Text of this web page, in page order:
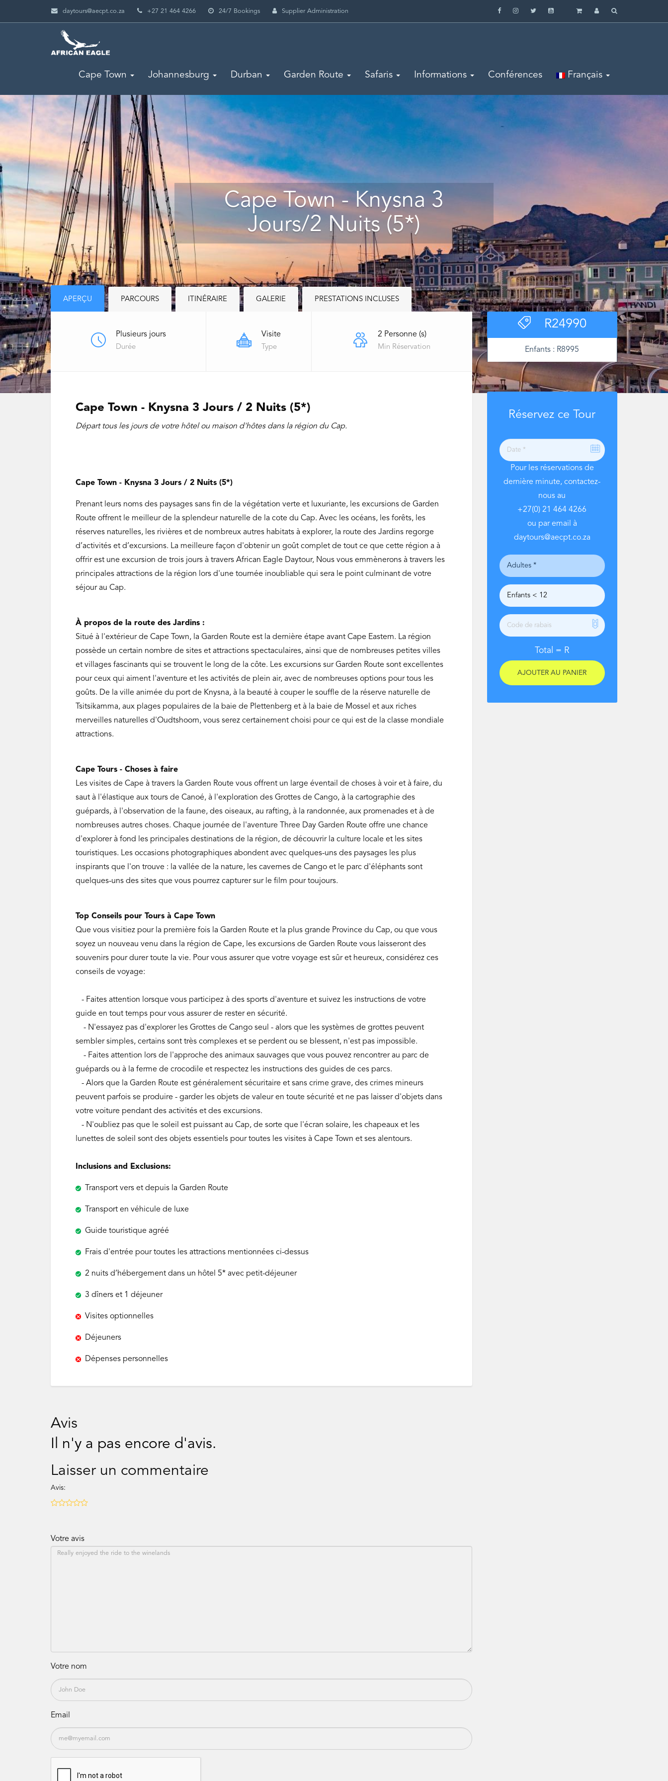
daytours@aecpt.co.za +27 21 464 4266 24/7 Bookings Supplier Administration
Cape Town Johannesburg Durban Garden Route Safaris Informations Conférences Français
Cape Town - Knysna 3
Jours/2 Nuits (5*)
R24990
Enfants : R8995
Réservez ce Tour
Pour les réservations de
dernière minute, contactez-
nous au
+27(0) 21 464 4266
ou par email à
daytours@aecpt.co.za
Total = R
APERÇU PARCOURS ITINÉRAIRE GALERIE PRESTATIONS INCLUSES
Plusieurs jours
Durée
Visite
Type
2 Personne (s)
Min Réservation
Cape Town - Knysna 3 Jours / 2 Nuits (5*)
Départ tous les jours de votre hôtel ou maison d'hôtes dans la région du Cap.
Cape Town - Knysna 3 Jours / 2 Nuits (5*)
Prenant leurs noms des paysages sans fin de la végétation verte et luxuriante, les excursions de Garden
Route offrent le meilleur de la splendeur naturelle de la cote du Cap. Avec les océans, les forêts, les
réserves naturelles, les rivières et de nombreux autres habitats à explorer, la route des Jardins regorge
d’activités et d’excursions. La meilleure façon d'obtenir un goût complet de tout ce que cette région a à
offrir est une excursion de trois jours à travers African Eagle Daytour, Nous vous emmènerons à travers les
principales attractions de la région lors d'une tournée inoubliable qui sera le point culminant de votre
séjour au Cap.
À propos de la route des Jardins :
Situé à l'extérieur de Cape Town, la Garden Route est la dernière étape avant Cape Eastern. La région
possède un certain nombre de sites et attractions spectaculaires, ainsi que de nombreuses petites villes
et villages fascinants qui se trouvent le long de la côte. Les excursions sur Garden Route sont excellentes
pour ceux qui aiment l'aventure et les activités de plein air, avec de nombreuses options pour tous les
goûts. De la ville animée du port de Knysna, à la beauté à couper le souffle de la réserve naturelle de
Tsitsikamma, aux plages populaires de la baie de Plettenberg et à la baie de Mossel et aux riches
merveilles naturelles d'Oudtshoorn, vous serez certainement choisi pour ce qui est de la classe mondiale
attractions.
Cape Tours - Choses à faire
Les visites de Cape à travers la Garden Route vous offrent un large éventail de choses à voir et à faire, du
saut à l'élastique aux tours de Canoé, à l'exploration des Grottes de Cango, à la cartographie des
guépards, à l'observation de la faune, des oiseaux, au rafting, à la randonnée, aux promenades et à de
nombreuses autres choses. Chaque journée de l'aventure Three Day Garden Route offre une chance
d'explorer à fond les principales destinations de la région, de découvrir la culture locale et les sites
touristiques. Les occasions photographiques abondent avec quelques-uns des paysages les plus
inspirants que l'on trouve : la vallée de la nature, les cavernes de Cango et le parc d'éléphants sont
quelques-uns des sites que vous pourrez capturer sur le film pour toujours.
Top Conseils pour Tours à Cape Town
Que vous visitiez pour la première fois la Garden Route et la plus grande Province du Cap, ou que vous
soyez un nouveau venu dans la région de Cape, les excursions de Garden Route vous laisseront des
souvenirs pour durer toute la vie. Pour vous assurer que votre voyage est sûr et heureux, considérez ces
conseils de voyage:
- Faites attention lorsque vous participez à des sports d'aventure et suivez les instructions de votre
guide en tout temps pour vous assurer de rester en sécurité.
- N'essayez pas d'explorer les Grottes de Cango seul - alors que les systèmes de grottes peuvent
sembler simples, certains sont très complexes et se perdent ou se blessent, n'est pas impossible.
- Faites attention lors de l'approche des animaux sauvages que vous pouvez rencontrer au parc de
guépards ou à la ferme de crocodile et respectez les instructions des guides de ces parcs.
- Alors que la Garden Route est généralement sécuritaire et sans crime grave, des crimes mineurs
peuvent parfois se produire - garder les objets de valeur en toute sécurité et ne pas laisser d'objets dans
votre voiture pendant des activités et des excursions.
- N'oubliez pas que le soleil est puissant au Cap, de sorte que l'écran solaire, les chapeaux et les
lunettes de soleil sont des objets essentiels pour toutes les visites à Cape Town et ses alentours.
Inclusions and Exclusions:
Transport vers et depuis la Garden Route
Transport en véhicule de luxe
Guide touristique agréé
Frais d'entrée pour toutes les attractions mentionnées ci-dessus
2 nuits d’hébergement dans un hôtel 5* avec petit-déjeuner
3 dîners et 1 déjeuner
Visites optionnelles
Déjeuners
Dépenses personnelles
Avis
Il n'y a pas encore d'avis.
Laisser un commentaire
Avis:
Votre avis
Votre nom
Email